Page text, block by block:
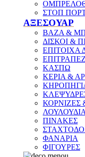
ΣΤΟΠ
ΑΞΕΣΟΥΑΡ
ΒΑΖΑ &
ΔΙΣΚΟΙ &
ΕΠΙΤΟΙΧΑ
ΚΑΣΠΩ
ΚΕΡΙΑ &
ΛΟΥΛΟΥΔΙΑ
ΠΙΝΑΚΕΣ
ΦΑΝΑΡΙΑ
ΦΙΓΟΥΡΕΣ